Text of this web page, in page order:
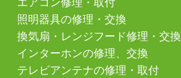
照明器具の修理・交換
換気扇・レンジフード修理・交換
インターホンの修理、交換
テレビアンテナの修理・取付